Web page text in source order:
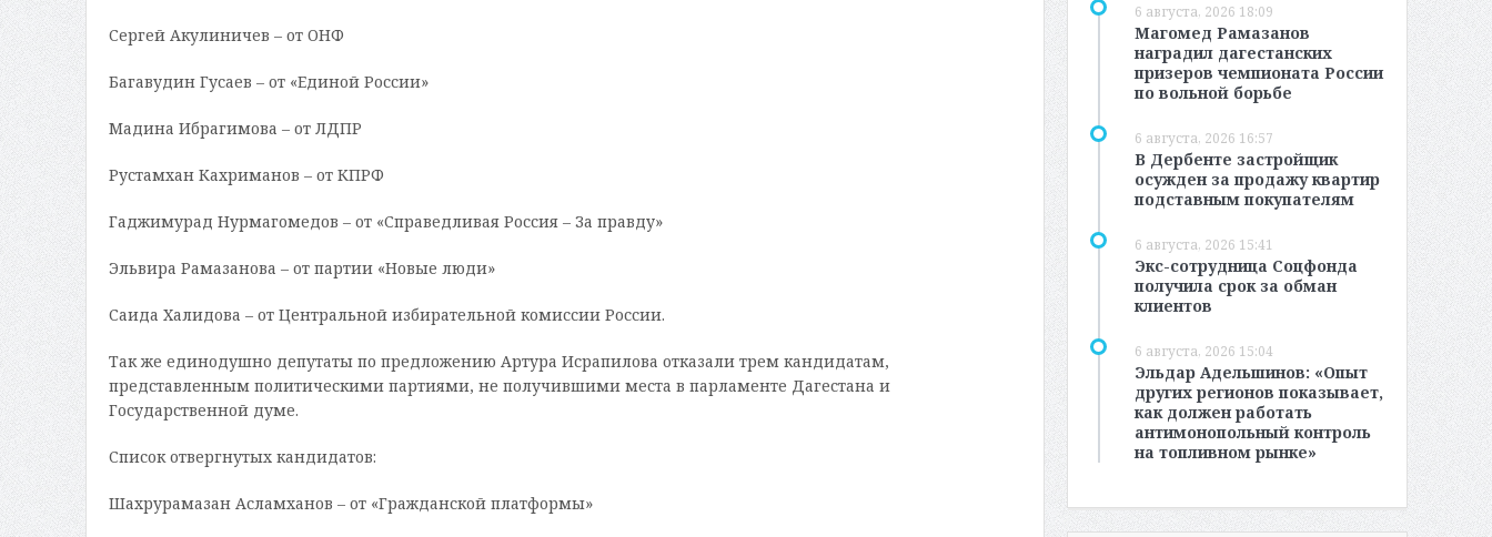
Сергей Акулиничев – от ОНФ
Багавудин Гусаев – от «Единой России»
Мадина Ибрагимова – от ЛДПР
Рустамхан Кахриманов – от КПРФ
Гаджимурад Нурмагомедов – от «Справедливая Россия – За правду»
Эльвира Рамазанова – от партии «Новые люди»
Саида Халидова – от Центральной избирательной комиссии России.
Так же единодушно депутаты по предложению Артура Исрапилова отказали трем кандидатам,
представленным политическими партиями, не получившими места в парламенте Дагестана и
Государственной думе.
Список отвергнутых кандидатов:
Шахрурамазан Асламханов – от «Гражданской платформы»
6 августа, 2026 18:09
Магомед Рамазанов
наградил дагестанских
призеров чемпионата России
по вольной борьбе
6 августа, 2026 16:57
В Дербенте застройщик
осужден за продажу квартир
подставным покупателям
6 августа, 2026 15:41
Экс-сотрудница Соцфонда
получила срок за обман
клиентов
6 августа, 2026 15:04
Эльдар Адельшинов: «Опыт
других регионов показывает,
как должен работать
антимонопольный контроль
на топливном рынке»